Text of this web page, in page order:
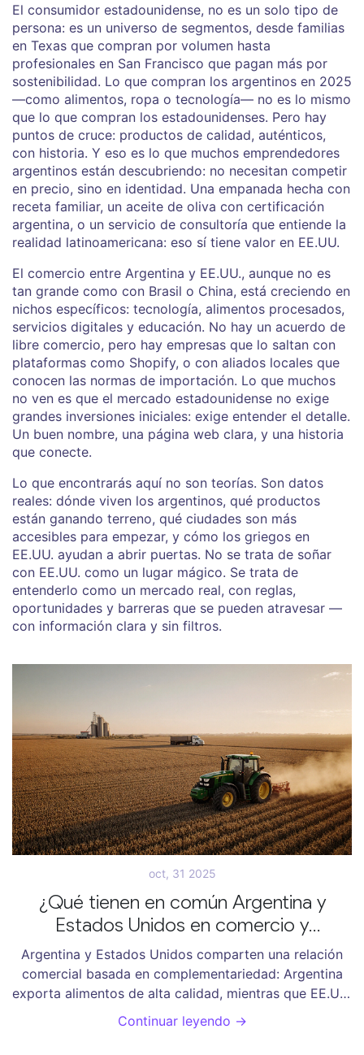
El consumidor estadounidense, no es un solo tipo de
persona: es un universo de segmentos, desde familias
en Texas que compran por volumen hasta
profesionales en San Francisco que pagan más por
sostenibilidad. Lo que compran los argentinos en 2025
—como alimentos, ropa o tecnología— no es lo mismo
que lo que compran los estadounidenses. Pero hay
puntos de cruce: productos de calidad, auténticos,
con historia. Y eso es lo que muchos emprendedores
argentinos están descubriendo: no necesitan competir
en precio, sino en identidad. Una empanada hecha con
receta familiar, un aceite de oliva con certificación
argentina, o un servicio de consultoría que entiende la
realidad latinoamericana: eso sí tiene valor en EE.UU.
El comercio entre Argentina y EE.UU., aunque no es
tan grande como con Brasil o China, está creciendo en
nichos específicos: tecnología, alimentos procesados,
servicios digitales y educación. No hay un acuerdo de
libre comercio, pero hay empresas que lo saltan con
plataformas como Shopify, o con aliados locales que
conocen las normas de importación. Lo que muchos
no ven es que el mercado estadounidense no exige
grandes inversiones iniciales: exige entender el detalle.
Un buen nombre, una página web clara, y una historia
que conecte.
Lo que encontrarás aquí no son teorías. Son datos
reales: dónde viven los argentinos, qué productos
están ganando terreno, qué ciudades son más
accesibles para empezar, y cómo los griegos en
EE.UU. ayudan a abrir puertas. No se trata de soñar
con EE.UU. como un lugar mágico. Se trata de
entenderlo como un mercado real, con reglas,
oportunidades y barreras que se pueden atravesar —
con información clara y sin filtros.
oct, 31 2025
¿Qué tienen en común Argentina y
Estados Unidos en comercio y
economía?
Argentina y Estados Unidos comparten una relación
comercial basada en complementariedad: Argentina
exporta alimentos de alta calidad, mientras que EE.UU.
provee tecnología y acceso a mercados. Ambos
dependen de la tierra fértil y la innovación para crecer.
Continuar leyendo →